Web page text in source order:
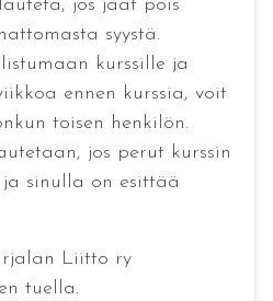
jos jäät pois
syystä.
kurssille ja
ennen kurssia, voit
toisen henkilön.
jos perut kurssin
sinulla on esittää
Liitto ry
tuella.